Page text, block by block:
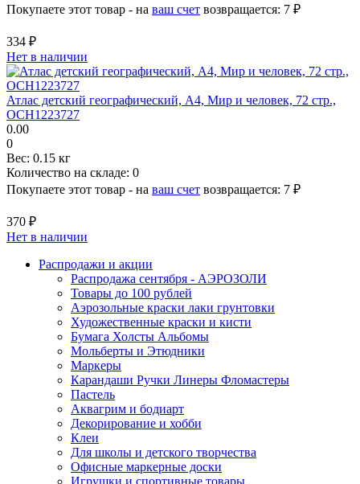
Покупаете этот товар - на ваш счет возвращается: 7 ₽
334 ₽
Нет в наличии
Атлас детский географический, А4, Мир и человек, 72 стр.,
ОСН1223727
0.00
0
Вес: 0.15 кг
Количество на складе: 0
Покупаете этот товар - на ваш счет возвращается: 7 ₽
370 ₽
Нет в наличии
Распродажи и акции
Распродажа сентября - АЭРОЗОЛИ
Товары до 100 рублей
Аэрозольные краски лаки грунтовки
Художественные краски и кисти
Бумага Холсты Альбомы
Мольберты и Этюдники
Маркеры
Карандаши Ручки Линеры Фломастеры
Пастель
Аквагрим и бодиарт
Декорирование и хобби
Клеи
Для школы и детского творчества
Офисные маркерные доски
Игрушки и спортивные товары